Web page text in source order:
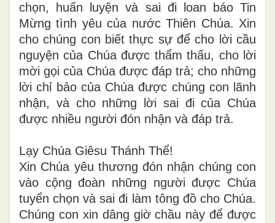
chọn, huấn luyện và sai đi loan báo Tin
Mừng tình yêu của nước Thiên Chúa. Xin
cho chúng con biết thực sự để cho lời cầu
nguyện của Chúa được thẩm thấu, cho lời
mời gọi của Chúa được đáp trả; cho những
lời chỉ bảo của Chúa được chúng con lãnh
nhận, và cho những lời sai đi của Chúa
được nhiều người đón nhận và đáp trả.
Lạy Chúa Giêsu Thánh Thể!
Xin Chúa yêu thương đón nhận chúng con
vào cộng đoàn những người được Chúa
tuyển chọn và sai đi làm tông đồ cho Chúa.
Chúng con xin dâng giờ chầu này để được